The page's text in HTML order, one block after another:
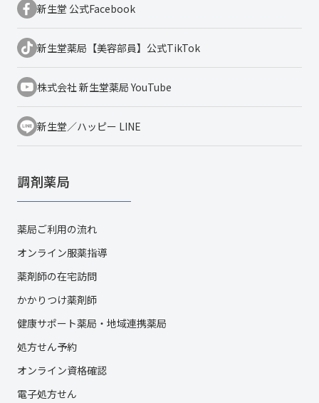
新生堂 公式Facebook
新生堂薬局【美容部員】公式TikTok
株式会社 新生堂薬局 YouTube
新生堂／ハッピー LINE
調剤薬局
薬局ご利用の流れ
オンライン服薬指導
薬剤師の在宅訪問
かかりつけ薬剤師
健康サポート薬局・地域連携薬局
処方せん予約
オンライン資格確認
電子処方せん